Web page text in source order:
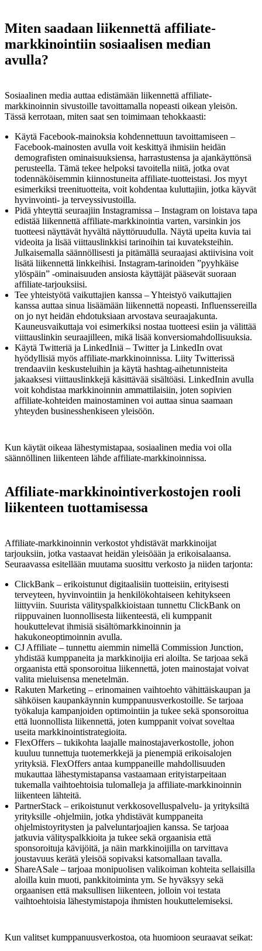
Miten saadaan liikennettä affiliate-
markkinointiin sosiaalisen median
avulla?
Sosiaalinen media auttaa edistämään liikennettä affiliate-
markkinoinnin sivustoille tavoittamalla nopeasti oikean yleisön.
Tässä kerrotaan, miten saat sen toimimaan tehokkaasti:
Käytä Facebook-mainoksia kohdennettuun tavoittamiseen –
Facebook-mainosten avulla voit keskittyä ihmisiin heidän
demografisten ominaisuuksiensa, harrastustensa ja ajankäyttönsä
perusteella. Tämä tekee helpoksi tavoitella niitä, jotka ovat
todennäköisemmin kiinnostuneita affiliate-tuotteistasi. Jos myyt
esimerkiksi treenituotteita, voit kohdentaa kuluttajiin, jotka käyvät
hyvinvointi- ja terveyssivustoilla.
Pidä yhteyttä seuraajiin Instagramissa – Instagram on loistava tapa
edistää liikennettä affiliate-markkinointia varten, varsinkin jos
tuotteesi näyttävät hyvältä näyttöruudulla. Näytä upeita kuvia tai
videoita ja lisää viittauslinkkisi tarinoihin tai kuvateksteihin.
Julkaisemalla säännöllisesti ja pitämällä seuraajasi aktiivisina voit
lisätä liikennettä linkkeihisi. Instagram-tarinoiden ”pyyhkäise
ylöspäin” -ominaisuuden ansiosta käyttäjät pääsevät suoraan
affiliate-tarjouksiisi.
Tee yhteistyötä vaikuttajien kanssa – Yhteistyö vaikuttajien
kanssa auttaa sinua lisäämään liikennettä nopeasti. Influenssereilla
on jo nyt heidän ehdotuksiaan arvostava seuraajakunta.
Kauneusvaikuttaja voi esimerkiksi nostaa tuotteesi esiin ja välittää
viittauslinkin seuraajilleen, mikä lisää konversiomahdollisuuksia.
Käytä Twitteriä ja LinkedIniä – Twitter ja LinkedIn ovat
hyödyllisiä myös affiliate-markkinoinnissa. Liity Twitterissä
trendaaviin keskusteluihin ja käytä hashtag-aihetunnisteita
jakaaksesi viittauslinkkejä käsittävää sisältöäsi. LinkedInin avulla
voit kohdistaa markkinoinnin ammattilaisiin, joten sopivien
affiliate-kohteiden mainostaminen voi auttaa sinua saamaan
yhteyden businesshenkiseen yleisöön.
Kun käytät oikeaa lähestymistapaa, sosiaalinen media voi olla
säännöllinen liikenteen lähde affiliate-markkinoinnissa.
Affiliate-markkinointiverkostojen rooli
liikenteen tuottamisessa
Affiliate-markkinoinnin verkostot yhdistävät markkinoijat
tarjouksiin, jotka vastaavat heidän yleisöään ja erikoisalaansa.
Seuraavassa esitellään muutama suosittu verkosto ja niiden tarjonta:
ClickBank – erikoistunut digitaalisiin tuotteisiin, erityisesti
terveyteen, hyvinvointiin ja henkilökohtaiseen kehitykseen
liittyviin. Suurista välityspalkkioistaan tunnettu ClickBank on
riippuvainen luonnollisesta liikenteestä, eli kumppanit
houkuttelevat ihmisiä sisältömarkkinoinnin ja
hakukoneoptimoinnin avulla.
CJ Affiliate – tunnettu aiemmin nimellä Commission Junction,
yhdistää kumppaneita ja markkinoijia eri aloilta. Se tarjoaa sekä
orgaanista että sponsoroitua liikennettä, joten mainostajat voivat
valita mieluisensa menetelmän.
Rakuten Marketing – erinomainen vaihtoehto vähittäiskaupan ja
sähköisen kaupankäynnin kumppanuusverkostoille. Se tarjoaa
työkaluja kampanjoiden optimointiin ja tukee sekä sponsoroitua
että luonnollista liikennettä, joten kumppanit voivat soveltaa
useita markkinointistrategioita.
FlexOffers – tukikohta laajalle mainostajaverkostolle, johon
kuuluu tunnettuja tuotemerkkejä ja pienempiä erikoisalojen
yrityksiä. FlexOffers antaa kumppaneille mahdollisuuden
mukauttaa lähestymistapansa vastaamaan erityistarpeitaan
tukemalla vaihtoehtoisia tulomalleja ja affiliate-markkinoinnin
liikenteen lähteitä.
PartnerStack – erikoistunut verkkosovelluspalvelu- ja yrityksiltä
yrityksille -ohjelmiin, jotka yhdistävät kumppaneita
ohjelmistoyritysten ja palveluntarjoajien kanssa. Se tarjoaa
jatkuvia välityspalkkioita ja tukee sekä orgaanisia että
sponsoroituja kävijöitä, ja näin markkinoijilla on tarvittava
joustavuus kerätä yleisöä sopivaksi katsomallaan tavalla.
ShareASale – tarjoaa monipuolisen valikoiman kohteita sellaisilla
aloilla kuin muoti, pankkitoiminta ym. Se hyväksyy sekä
orgaanisen että maksullisen liikenteen, jolloin voi testata
vaihtoehtoisia lähestymistapoja ihmisten houkuttelemiseksi.
Kun valitset kumppanuusverkostoa, ota huomioon seuraavat seikat: